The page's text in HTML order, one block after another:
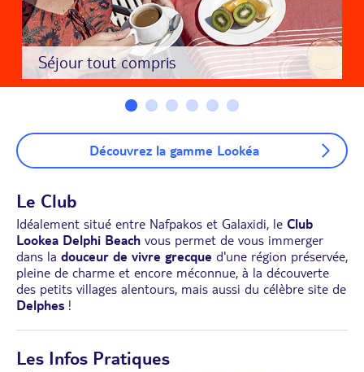
Séjour tout compris
Découvrez la gamme Lookéa
Le Club
Idéalement situé entre Nafpakos et Galaxidi, le Club
Lookea Delphi Beach vous permet de vous immerger
dans la douceur de vivre grecque d'une région préservée,
pleine de charme et encore méconnue, à la découverte
des petits villages alentours, mais aussi du célèbre site de
Delphes !
Les Infos Pratiques